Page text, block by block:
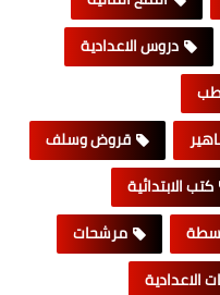
دروس الاعدادية
قروض وسلف
كتب الابتدائية
مرشحات
الاعدادية